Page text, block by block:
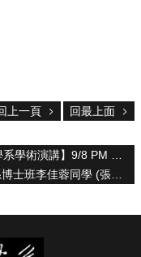
上一頁 回最上面